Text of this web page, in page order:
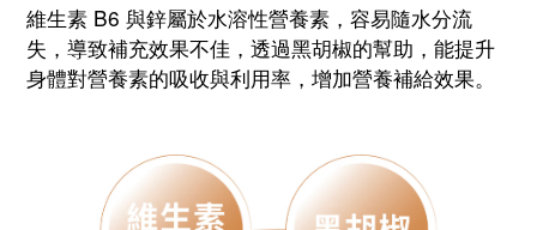
維生素 B6 與鋅屬於水溶性營養素，容易隨水分流
失，導致補充效果不佳，透過黑胡椒的幫助，能提升
身體對營養素的吸收與利用率，增加營養補給效果。